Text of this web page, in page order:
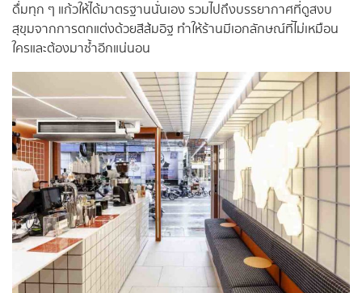
ดื่มทุก ๆ แก้วให้ได้มาตรฐานนั่นเอง รวมไปถึงบรรยากาศที่ดูสงบ
สุขุมจากการตกแต่งด้วยสีส้มอิฐ ทำให้ร้านมีเอกลักษณ์ที่ไม่เหมือน
ใครและต้องมาซ้ำอีกแน่นอน